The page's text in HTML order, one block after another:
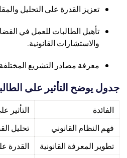
تعزيز القدرة على التحليل
تأهيل الطالبات للعمل في
والاستشارات القانونية.
معرفة مصادر التشريع المختلفة.
جدول يوضح التأثير على
الفائدة
التأثير
فهم النظام القانوني
تحليل
تطوير المعرفة القانونية
القدرة